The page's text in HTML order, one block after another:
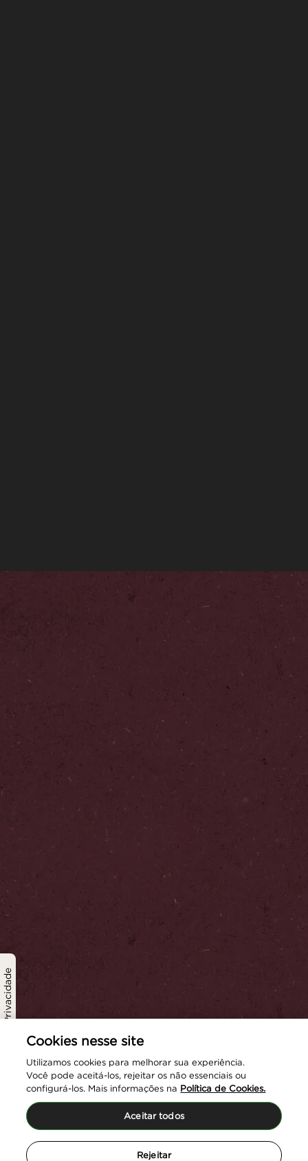
Política de Privacidade Cookies nesse site
Utilizamos cookies para melhorar sua experiência.
Você pode aceitá-los, rejeitar os não essenciais ou
configurá-los. Mais informações na Política de Cookies.
Rejeitar
Aceitar todos